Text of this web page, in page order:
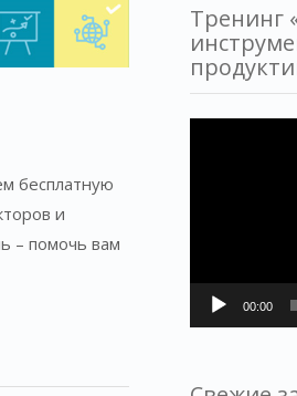
бесплатную
и
– помочь вам
Тренинг
00:00